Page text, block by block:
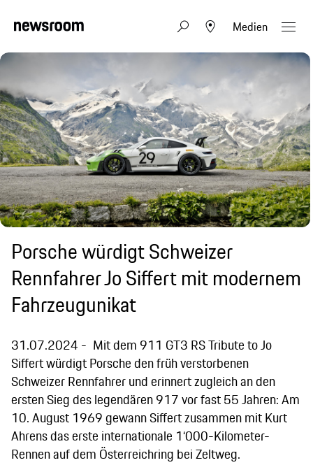
Medien
Porsche würdigt Schweizer
Rennfahrer Jo Siffert mit modernem
Fahrzeugunikat
31.07.2024
Mit dem 911 GT3 RS Tribute to Jo
Siffert würdigt Porsche den früh verstorbenen
Schweizer Rennfahrer und erinnert zugleich an den
ersten Sieg des legendären 917 vor fast 55 Jahren: Am
10. August 1969 gewann Siffert zusammen mit Kurt
Ahrens das erste internationale 1‘000-Kilometer-
Rennen auf dem Österreichring bei Zeltweg.